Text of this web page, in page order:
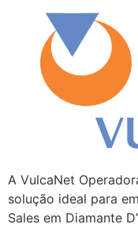
A VulcaNet
solução ideal para
Sales em Diamante